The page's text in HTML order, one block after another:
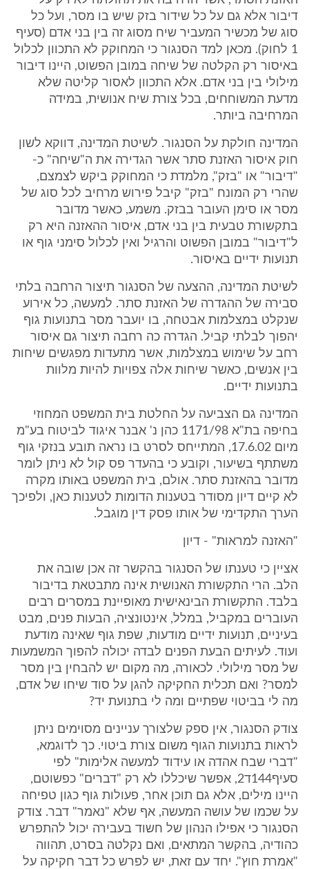
דיבור אלא גם על כל שידור בזק שיש בו מסר, ועל כל
סוג של מכשיר המעביר שיח מסוג זה בין בני אדם (סעיף
1 לחוק). מכאן למד הסנגור כי המחוקק לא התכוון לכלול
באיסור רק הקלטה של שיחה במובן הפשוט, היינו דיבור
מילולי בין בני אדם. אלא התכוון לאסור קליטה שלא
מדעת המשוחחים, בכל צורת שיח אנושית, במידה
המרחיבה ביותר.
המדינה חולקת על הסנגור. לשיטת המדינה, דווקא לשון
חוק איסור האזנת סתר אשר הגדירה את ה"שיחה" כ-
"דיבור" או "בזק", מלמדת כי המחוקק ביקש לצמצם,
שהרי רק המונח "בזק" קיבל פירוש מרחיב לכל סוג של
מסר או סימן העובר בבזק. משמע, כאשר מדובר
בתקשורת טבעית בין בני אדם, איסור ההאזנה היא רק
ל"דיבור" במובן הפשוט והרגיל ואין לכלול סימני גוף או
תנועות ידיים באיסור.
לשיטת המדינה, ההצעה של הסנגור תיצור הרחבה בלתי
סבירה של ההגדרה של האזנת סתר. למעשה, כל אירוע
שנקלט במצלמות אבטחה, בו יועבר מסר בתנועות גוף
יהפוך לבלתי קביל. הגדרה כה רחבה תיצור גם איסור
רחב על שימוש במצלמות, אשר מתעדות מפגשים שיחות
בין אנשים, כאשר שיחות אלה צפויות להיות מלוות
בתנועות ידיים.
המדינה גם הצביעה על החלטת בית המשפט המחוזי
בחיפה בת"א 1171/98 כהן נ' אבנר איגוד לביטוח בע"מ
מיום 17.6.02, המתייחס לסרט בו נראה תובע בנזקי גוף
משתתף בשיעור, וקובע כי בהעדר פס קול לא ניתן לומר
מדובר בהאזנת סתר. אולם, בית המשפט באותו מקרה
לא קיים דיון מסודר בטענות הדומות לטענות כאן, ולפיכך
הערך התקדימי של אותו פסק דין מוגבל.
"האזנה למראות" - דיון
אציין כי טענתו של הסנגור בהקשר זה אכן שובה את
הלב. הרי התקשורת האנושית אינה מתבטאת בדיבור
בלבד. התקשורת הבינאישית מאופיינת במסרים רבים
העוברים במקביל, במלל, אינטונציה, הבעות פנים, מבט
בעיניים, תנועות ידיים מודעות, שפת גוף שאינה מודעת
ועוד. לעיתים הבעת הפנים לבדה יכולה להפוך המשמעות
של מסר מילולי. לכאורה, מה מקום יש להבחין בין מסר
למסר? ואם תכלית החקיקה להגן על סוד שיחו של אדם,
מה לי בביטוי שפתיים ומה לי בתנועת יד?
צודק הסנגור, אין ספק שלצורך עניינים מסוימים ניתן
לראות בתנועות הגוף משום צורת ביטוי. כך לדוגמא,
"דברי שבח אהדה או עידוד למעשה אלימות" לפי
סעיף144ד2, אפשר שיכללו לא רק "דברים" כפשוטם,
היינו מילים, אלא גם תוכן אחר, פעולות גוף כגון טפיחה
על שכמו של עושה המעשה, אף שלא "נאמר" דבר. צודק
הסנגור כי אפילו הנהון של חשוד בעבירה יכול להתפרש
כהודיה, בהקשר המתאים, ואם נקלטה בסרט, תהווה
"אמרת חוץ". יחד עם זאת, יש לפרש כל דבר חקיקה על